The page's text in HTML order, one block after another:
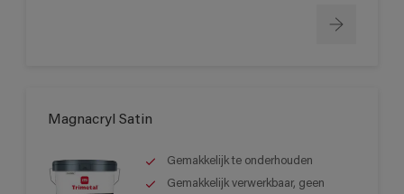
Magnacryl Satin
Gemakkelijk te onderhouden
Gemakkelijk verwerkbaar, geen